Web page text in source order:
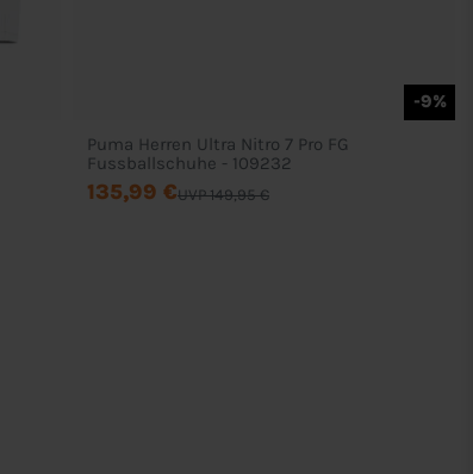
-9%
Puma Herren Ultra Nitro 7 Pro FG
Fussballschuhe - 109232
UVP 149,95 €
135,99 €